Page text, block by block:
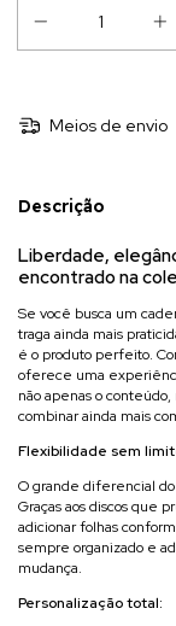
Meios de envio
Descrição
Liberdade,
encontrado na
Se você busca um
traga ainda mais
é o produto perfeito.
oferece uma
não apenas o
combinar ainda mais
Flexibilidade sem
O grande diferencial
Graças aos discos que
adicionar folhas
sempre organizado e
mudança.
Personalização total: